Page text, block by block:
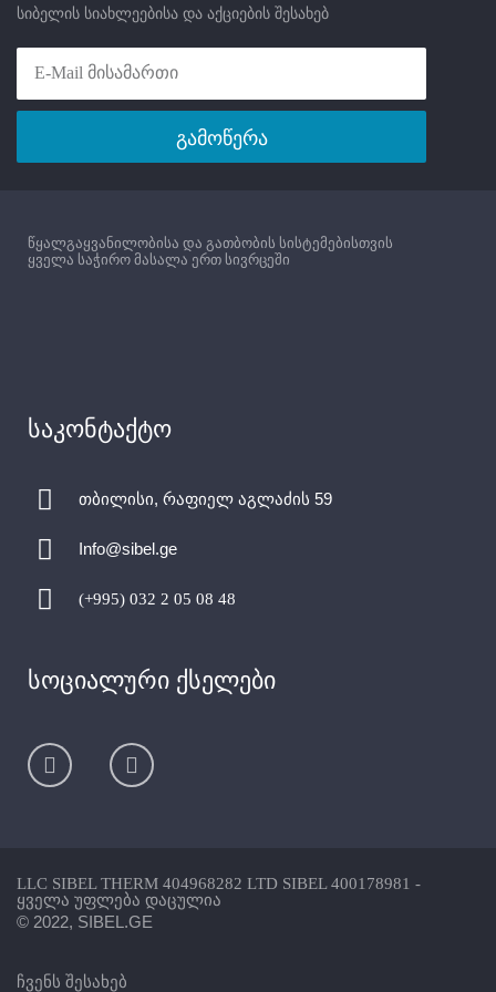
სიბელის სიახლეებისა და აქციების შესახებ
გამოწერა
წყალგაყვანილობისა და გათბობის სისტემებისთვის
ყველა საჭირო მასალა ერთ სივრცეში
საკონტაქტო
თბილისი, რაფიელ აგლაძის 59
Info@sibel.ge
(+995) 032 2 05 08 48
სოციალური ქსელები
LLC SIBEL THERM 404968282 LTD SIBEL 400178981 -
ყველა უფლება დაცულია
© 2022, SIBEL.GE
ჩვენს შესახებ